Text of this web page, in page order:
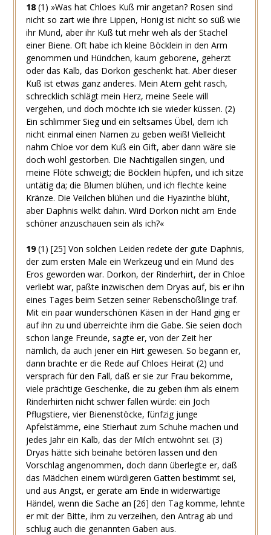
18 (1) »Was hat Chloes Kuß mir angetan? Rosen sind
nicht so zart wie ihre Lippen, Honig ist nicht so süß wie
ihr Mund, aber ihr Kuß tut mehr weh als der Stachel
einer Biene. Oft habe ich kleine Böcklein in den Arm
genommen und Hündchen, kaum geborene, geherzt
oder das Kalb, das Dorkon geschenkt hat. Aber dieser
Kuß ist etwas ganz anderes. Mein Atem geht rasch,
schrecklich schlägt mein Herz, meine Seele will
vergehen, und doch möchte ich sie wieder küssen. (2)
Ein schlimmer Sieg und ein seltsames Übel, dem ich
nicht einmal einen Namen zu geben weiß! Vielleicht
nahm Chloe vor dem Kuß ein Gift, aber dann wäre sie
doch wohl gestorben. Die Nachtigallen singen, und
meine Flöte schweigt; die Böcklein hüpfen, und ich sitze
untätig da; die Blumen blühen, und ich flechte keine
Kränze. Die Veilchen blühen und die Hyazinthe blüht,
aber Daphnis welkt dahin. Wird Dorkon nicht am Ende
schöner anzuschauen sein als ich?«
19 (1) [25] Von solchen Leiden redete der gute Daphnis,
der zum ersten Male ein Werkzeug und ein Mund des
Eros geworden war. Dorkon, der Rinderhirt, der in Chloe
verliebt war, paßte inzwischen dem Dryas auf, bis er ihn
eines Tages beim Setzen seiner Rebenschößlinge traf.
Mit ein paar wunderschönen Käsen in der Hand ging er
auf ihn zu und überreichte ihm die Gabe. Sie seien doch
schon lange Freunde, sagte er, von der Zeit her
nämlich, da auch jener ein Hirt gewesen. So begann er,
dann brachte er die Rede auf Chloes Heirat (2) und
versprach für den Fall, daß er sie zur Frau bekomme,
viele prächtige Geschenke, die zu geben ihm als einem
Rinderhirten nicht schwer fallen würde: ein Joch
Pflugstiere, vier Bienenstöcke, fünfzig junge
Apfelstämme, eine Stierhaut zum Schuhe machen und
jedes Jahr ein Kalb, das der Milch entwöhnt sei. (3)
Dryas hätte sich beinahe betören lassen und den
Vorschlag angenommen, doch dann überlegte er, daß
das Mädchen einem würdigeren Gatten bestimmt sei,
und aus Angst, er gerate am Ende in widerwärtige
Händel, wenn die Sache an [26] den Tag komme, lehnte
er mit der Bitte, ihm zu verzeihen, den Antrag ab und
schlug auch die genannten Gaben aus.